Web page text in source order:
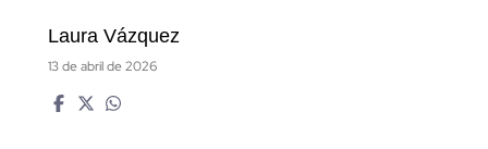
Laura Vázquez
13 de abril de 2026